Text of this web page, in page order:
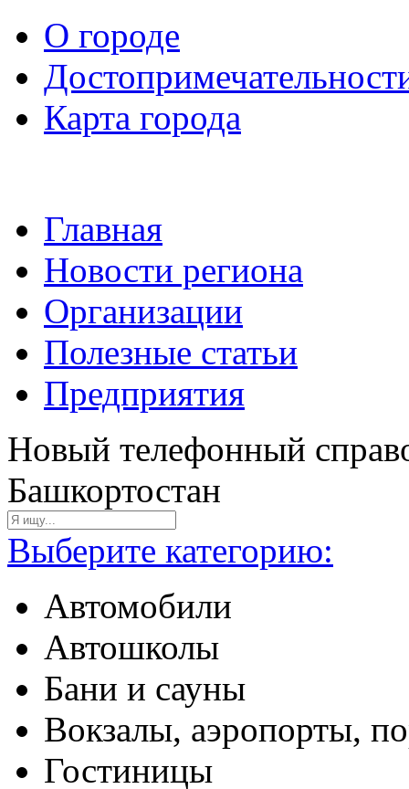
О городе
Карта города
Главная
Новости региона
Организации
Полезные статьи
Предприятия
Новый телефонный
Башкортостан
Выберите категорию:
Автомобили
Автошколы
Бани и сауны
Вокзалы, аэропорты,
Гостиницы